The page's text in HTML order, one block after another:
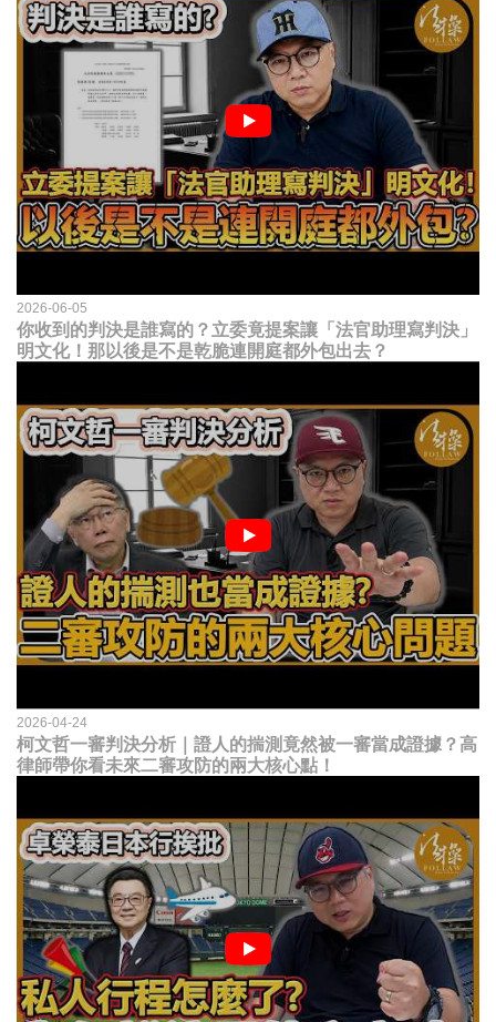
2026-06-05
你收到的判決是誰寫的？立委竟提案讓「法官助理寫判決」
明文化！那以後是不是乾脆連開庭都外包出去？
2026-04-24
柯文哲一審判決分析｜證人的揣測竟然被一審當成證據？高
律師帶你看未來二審攻防的兩大核心點！